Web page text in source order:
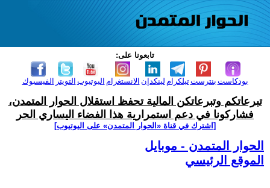
تابعونا على:
الفيسبوك التويتر اليوتيوب الانستغرام لينكدإن تيلكرامبنترست بودكاست
تبرعاتكم وتبرعاتكن المالية تحفظ استقلال الحوار المتمدن،
فشاركونا في دعم استمرارية هذا الفضاء اليساري الحر
[اشترك في قناة ‫«الحوار المتمدن» على اليوتيوب]
الحوار المتمدن - موبايل
الموقع الرئيسي